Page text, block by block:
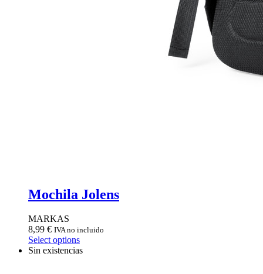
Mochila Jolens
MARKAS
8,99 € IVA no incluido
Select options
Sin existencias